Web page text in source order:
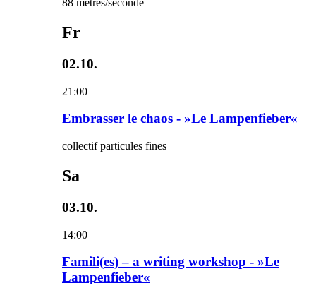
88 mètres/seconde
Fr
02.10.
21:00
Embrasser le chaos - »Le Lampenfieber«
collectif particules fines
Sa
03.10.
14:00
Famili(es) – a writing workshop - »Le
Lampenfieber«